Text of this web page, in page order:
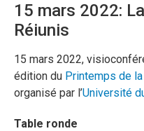
15 mars 2022:
Réiunis
15 mars 2022,
édition du Printemps de
organisé par l’Université
Table ronde